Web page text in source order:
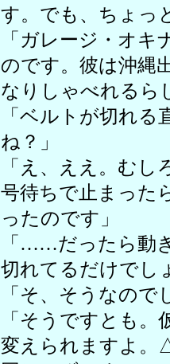
す。でも、ちょっ
「ガレージ・オ
のです。彼は沖縄
なりしゃべれるら
「ベルトが切れ
ね？」
「え、ええ。む
号待ちで止まった
ったのです」
「……だったら動
切れてるだけでし
「そ、そうなので
「そうですとも
変えられますよ